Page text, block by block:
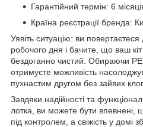
Гарантійний термін: 6
Країна реєстрації бренда:
Уявіть ситуацію: ви
робочого дня і бачите, що ваш
бездоганно чистий. Обираючи
отримуєте можливість
пухнастим другом без зайвих
Завдяки надійності та
лотка, ви можете бути впевнені,
під контролем, а свіжість у домі